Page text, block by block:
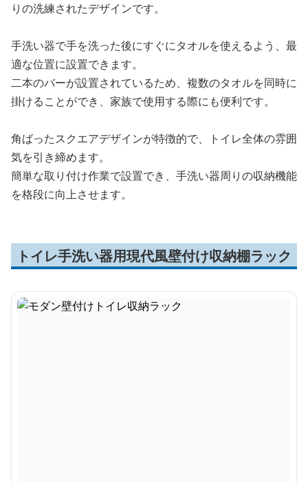
りの洗練されたデザインです。
手洗い器で手を洗った後にすぐにタオルを使えるよう、最
適な位置に設置できます。
二本のバーが設置されているため、複数のタオルを同時に
掛けることができ、家族で使用する際にも便利です。
角ばったスクエアデザインが特徴的で、トイレ全体の雰囲
気を引き締めます。
簡単な取り付け作業で設置でき、手洗い器周りの収納機能
を格段に向上させます。
トイレ手洗い器用現代風壁付け収納棚ラック